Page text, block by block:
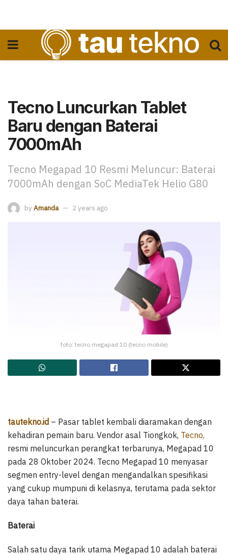
Tecno Luncurkan Tablet
Baru dengan Baterai
7000mAh
Tecno Megapad 10 Resmi Meluncur: Baterai
7000mAh dengan SoC MediaTek Helio G80
by Amanda 2 years ago
foto: tecno megapad 10 (tecno mobile)
tautekno.id – Pasar tablet kembali diaramakan dengan
kehadiran pemain baru. Vendor asal Tiongkok, Tecno,
resmi meluncurkan perangkat terbarunya, Megapad 10
pada 28 Oktober 2024. Tecno Megapad 10 menyasar
segmen entry-level dengan mengandalkan spesifikasi
yang cukup mumpuni di kelasnya, terutama pada sektor
daya tahan baterai.
Baterai
Salah satu daya tarik utama Megapad 10 adalah baterai